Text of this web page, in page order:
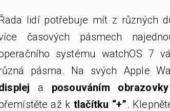
lidí potřebuje mít z různých
časových pásmech
systému watchOS 7
pásma. Na svých Apple
a posouváním
až k tlačítku “+”.